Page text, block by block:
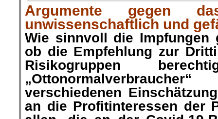
Argumente gegen
unwissenschaftlich und
Wie sinnvoll die Impfungen
ob die Empfehlung zur
Risikogruppen
verschiedenen
an die Profitinteressen der